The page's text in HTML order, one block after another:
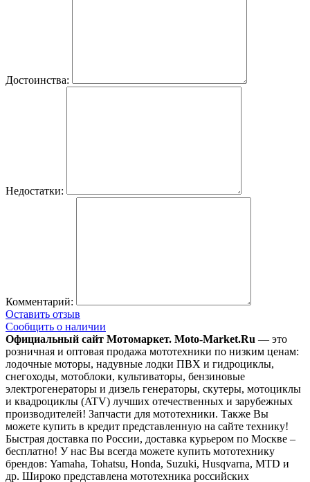
Достоинства:
Недостатки:
Комментарий:
Оставить отзыв
Сообщить о наличии
Официальный сайт Мотомаркет. Moto-Market.Ru — это
розничная и оптовая продажа мототехники по низким ценам:
лодочные моторы, надувные лодки ПВХ и гидроциклы,
снегоходы, мотоблоки, культиваторы, бензиновые
электрогенераторы и дизель генераторы, скутеры, мотоциклы
и квадроциклы (ATV) лучших отечественных и зарубежных
производителей! Запчасти для мототехники. Также Вы
можете купить в кредит представленную на сайте технику!
Быстрая доставка по России, доставка курьером по Москве –
бесплатно! У нас Вы всегда можете купить мототехнику
брендов: Yamaha, Tohatsu, Honda, Suzuki, Husqvarna, MTD и
др. Широко представлена мототехника российских